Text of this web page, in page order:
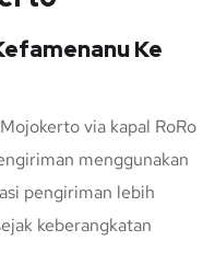
Ke
via kapal RoRo
menggunakan
pengiriman lebih
keberangkatan